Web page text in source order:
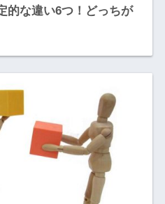
的な違い6つ！どっちが